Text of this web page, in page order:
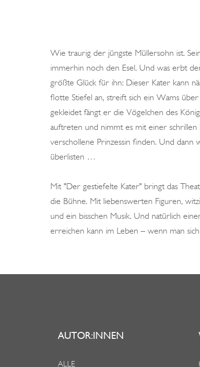
U
S
T
E
Wie traurig der jüngste Müllersohn ist.
immerhin noch den Esel. Und was erbt
größte Glück für ihn: Dieser Kater kann
flotte Stiefel an, streift sich ein Wams
gekleidet fängt er die Vögelchen des
auftreten und nimmt es mit einer
verschollene Prinzessin finden. Und
überlisten …
Mit "Der gestiefelte Kater" bringt das
die Bühne. Mit liebenswerten Figuren,
und ein bisschen Musik. Und natürlich
erreichen kann im Leben – wenn man
AUTOR:INNEN
ALLE